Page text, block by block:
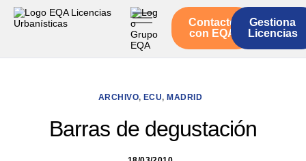
Servicios
Contacto
con EQA
Gestiona
Licencias
ARCHIVO, ECU, MADRID
Barras de degustación